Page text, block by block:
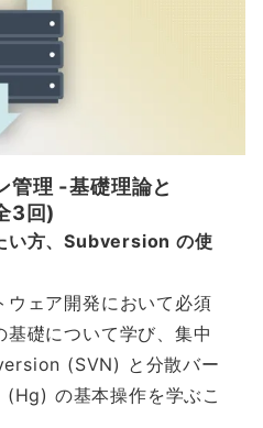
管理 -基礎理論と
3回)
い方、Subversion の使
ウェア開発において必須
礎について学び、集中
(SVN) と分散バー
の基本操作を学ぶこ